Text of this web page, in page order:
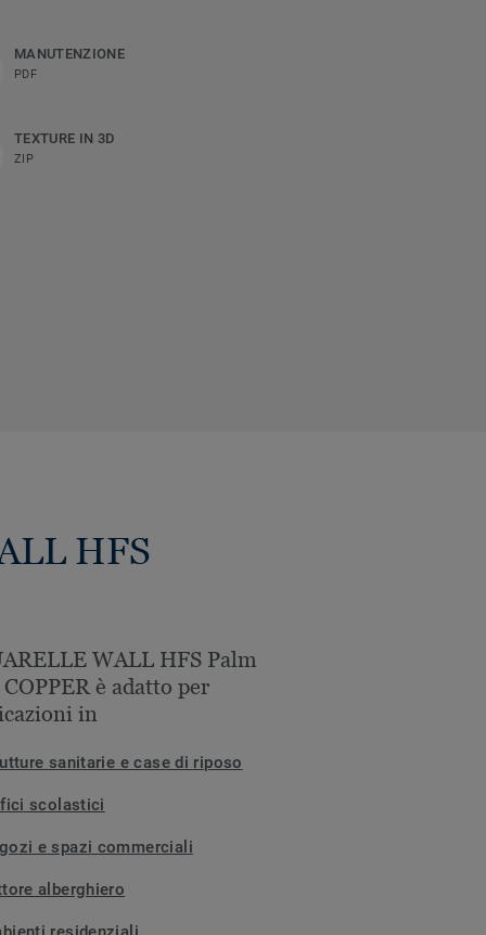
MANUTENZIONE
PDF
TEXTURE IN 3D
ZIP
HFS
WALL HFS Palm
è adatto per
in
sanitarie e case di riposo
scolastici
e spazi commerciali
alberghiero